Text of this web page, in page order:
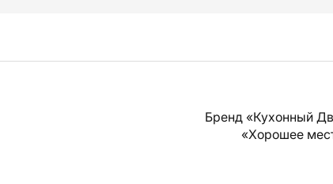
Бренд «Кухонный
«Хорошее